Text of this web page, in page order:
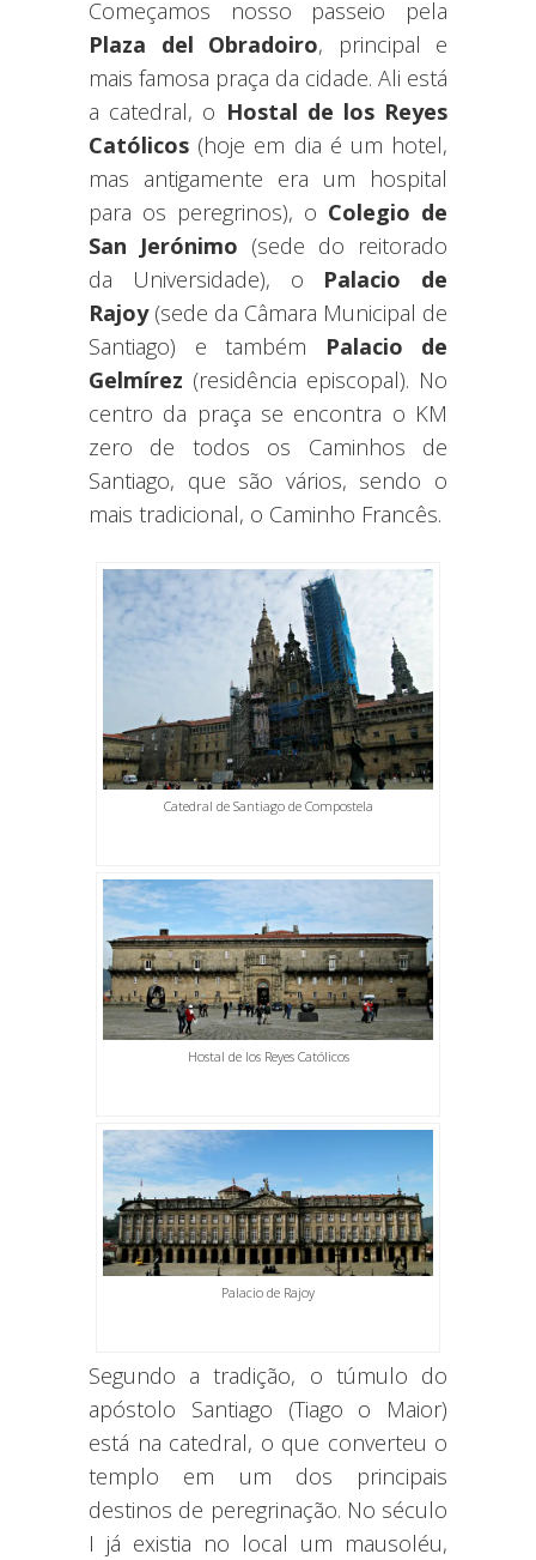
Começamos nosso passeio pela
Plaza del Obradoiro, principal e
mais famosa praça da cidade. Ali está
a catedral, o Hostal de los Reyes
Católicos (hoje em dia é um hotel,
mas antigamente era um hospital
para os peregrinos), o Colegio de
San Jerónimo (sede do reitorado
da Universidade), o Palacio de
Rajoy(sede da Câmara Municipal de
Santiago) e também
Palacio de
Gelmírez (residência episcopal). No
centro da praça se encontra o KM
zero de todos os Caminhos de
Santiago, que são vários, sendo o
mais tradicional, o Caminho Francês.
Catedral de Santiago de Compostela
Hostal de los Reyes Católicos
Palacio de Rajoy
Segundo a tradição, o túmulo do
apóstolo Santiago (Tiago o Maior)
está na catedral, o que converteu o
templo em um dos principais
destinos de peregrinação. No século
I já existia no local um mausoléu,